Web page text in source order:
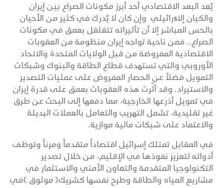
يُعد البعد الاقتصادي أحد أبرز مكونات الصراع بين إيران
والكيان إلاsرائيلي وإن كان لا يُدرك في كثير من الأحيان
بالحس المباشر إلا أن تأثيراته تتغلغل بعمق في مكونات
الصراع.. فمن ناحية تواجه إيران منظومة من العقوبات
الاقتصادية المفروضة من قبل الولايات المتحدة والاتحاد
الأوروبي والتي تستهدف قطاع الطاقة والبنوك وشبكات
التمويل فضلاً عن الحصار المفروض على عمليات التصدير
والاستيراد. وقد أثّرت هذه العقوبات بعمق على قدرة إيران
في تمويل أذرعها الخارجية، مما دفعها إلى البحث عن طرق
غير تقليدية، تشمل التهريب والتعامل بالعملات البديلة
والاعتماد على شبكات مالية موازية.
في المقابل تمتلك إسرائيل اقتصاداً متقدماً ومرناً وتوظف
أدواته لتعزيز نفوذها في الإقليم، من خلال تصدير
التكنولوجيا المتقدمة والتعاون الأمني والاستثمار في
مشاريع المياه والطاقة وطرح نفسها كشريك( موثوق )في